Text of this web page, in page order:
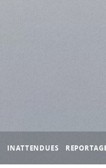
INATTENDUES